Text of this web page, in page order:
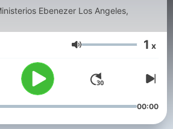
Ebenezer Los Angeles,
Volumen 1 x
00:00